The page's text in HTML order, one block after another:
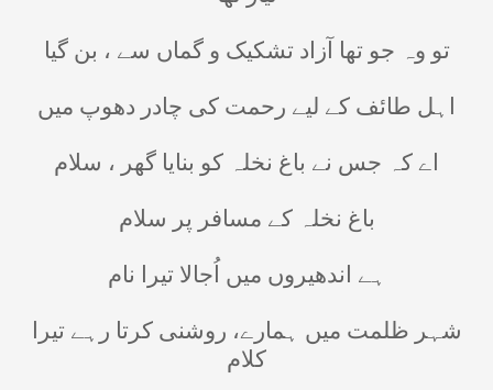
تو وہ جو تھا آزاد تشکیک و گماں سے ، بن گیا
اہل طائف کے لیے رحمت کی چادر دھوپ میں
اے کہ جس نے باغ نخلہ کو بنایا گھر ، سلام
باغ نخلہ کے مسافر پر سلام
ہے اندھیروں میں اُجالا تیرا نام
شہر ظلمت میں ہمارے، روشنی کرتا رہے تیرا
کلام